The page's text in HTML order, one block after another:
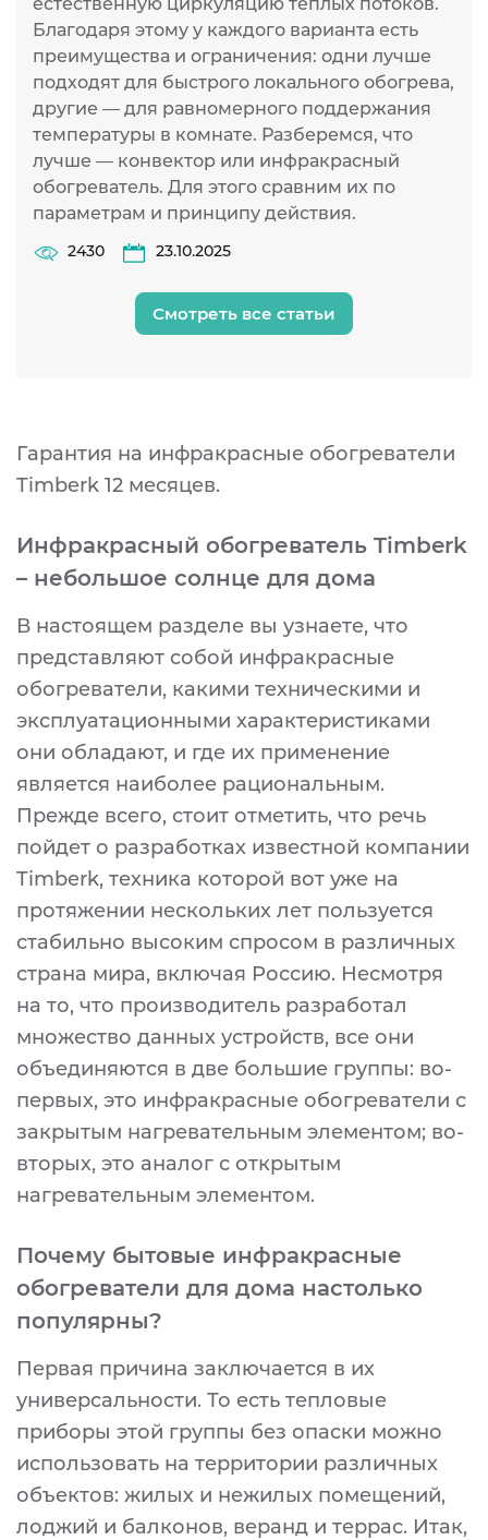
Благодаря этому у каждого варианта есть
преимущества и ограничения: одни лучше
подходят для быстрого локального обогрева,
другие — для равномерного поддержания
температуры в комнате. Разберемся, что
лучше — конвектор или инфракрасный
обогреватель. Для этого сравним их по
параметрам и принципу действия.
2430 23.10.2025
Смотреть все статьи
Гарантия на инфракрасные обогреватели
Timberk 12 месяцев.
Инфракрасный обогреватель Timberk
– небольшое солнце для дома
В настоящем разделе вы узнаете, что
представляют собой инфракрасные
обогреватели, какими техническими и
эксплуатационными характеристиками
они обладают, и где их применение
является наиболее рациональным.
Прежде всего, стоит отметить, что речь
пойдет о разработках известной компании
Timberk, техника которой вот уже на
протяжении нескольких лет пользуется
стабильно высоким спросом в различных
страна мира, включая Россию. Несмотря
на то, что производитель разработал
множество данных устройств, все они
объединяются в две большие группы: во-
первых, это инфракрасные обогреватели с
закрытым нагревательным элементом; во-
вторых, это аналог с открытым
нагревательным элементом.
Почему бытовые инфракрасные
обогреватели для дома настолько
популярны?
Первая причина заключается в их
универсальности. То есть тепловые
приборы этой группы без опаски можно
использовать на территории различных
объектов: жилых и нежилых помещений,
лоджий и балконов, веранд и террас. Итак,